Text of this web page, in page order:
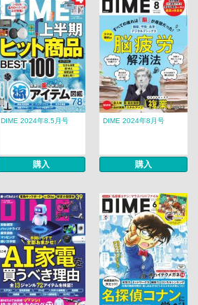
DIME 2024年8.5月号
購入
DIME 2024年8月号
購入